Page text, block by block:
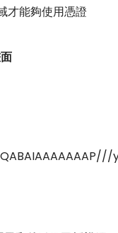
才能夠使用憑證